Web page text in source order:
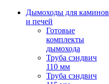
Дымоходы для каминов
и печей
Готовые
комплекты
дымохода
Труба сэндвич
110 мм
Труба сэндвич